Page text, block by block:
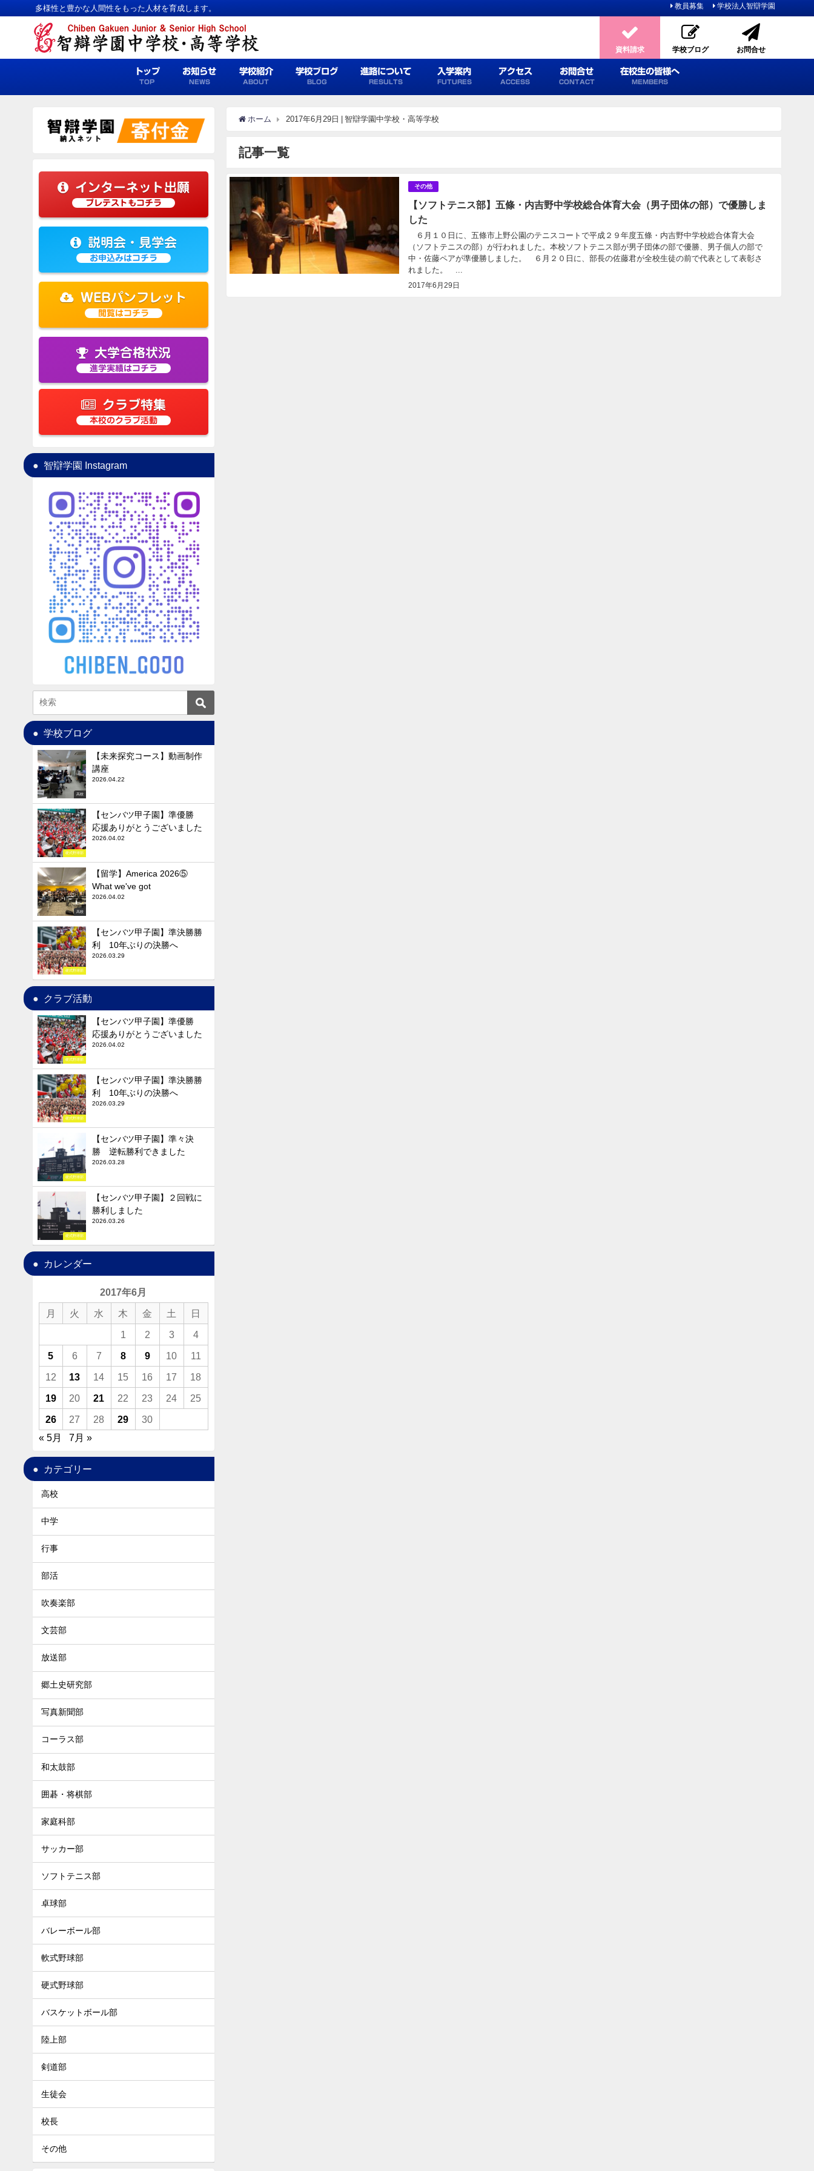
多様性と豊かな人間性をもった人材を育成します。 教員募集 学校法人智辯学園
資料請求 学校ブログ お問合せ
トップ
TOP
お知らせ
NEWS
学校紹介
ABOUT
学校ブログ
BLOG
進路について
RESULTS
入学案内
FUTURES
アクセス
ACCESS
お問合せ
CONTACT
在校生の皆様へ
MEMBERS
ホーム 2017年6月29日 | 智辯学園中学校・高等学校
記事一覧
その他
【ソフトテニス部】五條・内吉野中学校総合体育大会（男子団体の部）で優勝しま
した
2017年6月29日
６月１０日に、五條市上野公園のテニスコートで平成２９年度五條・内吉野中学校総合体育大会
（ソフトテニスの部）が行われました。本校ソフトテニス部が男子団体の部で優勝、男子個人の部で
中・佐藤ペアが準優勝しました。 ６月２０日に、部長の佐藤君が全校生徒の前で代表として表彰さ
れました。 ...
インターネット出願
プレテストもコチラ
説明会・見学会
お申込みはコチラ
WEBパンフレット
閲覧はコチラ
大学合格状況
進学実績はコチラ
クラブ特集
本校のクラブ活動
智辯学園 Instagram
学校ブログ
高校
【未来探究コース】動画制作
講座
2026.04.22
硬式野球部
【センバツ甲子園】準優勝
応援ありがとうございました
2026.04.02
高校
【留学】America 2026⑤
What we've got
2026.04.02
硬式野球部
【センバツ甲子園】準決勝勝
利 10年ぶりの決勝へ
2026.03.29
クラブ活動
硬式野球部
【センバツ甲子園】準優勝
応援ありがとうございました
2026.04.02
硬式野球部
【センバツ甲子園】準決勝勝
利 10年ぶりの決勝へ
2026.03.29
硬式野球部
【センバツ甲子園】準々決
勝 逆転勝利できました
2026.03.28
硬式野球部
【センバツ甲子園】２回戦に
勝利しました
2026.03.26
カレンダー
2017年6月
月 火 水 木 金 土 日
1 2 3 4
5 6 7 8 9 10 11
12 13 14 15 16 17 18
19 20 21 22 23 24 25
26 27 28 29
30
« 5月
7月 »
カテゴリー
高校
中学
行事
部活
吹奏楽部
文芸部
放送部
郷土史研究部
写真新聞部
コーラス部
和太鼓部
囲碁・将棋部
家庭科部
サッカー部
ソフトテニス部
卓球部
バレーボール部
軟式野球部
硬式野球部
バスケットボール部
陸上部
剣道部
生徒会
校長
その他